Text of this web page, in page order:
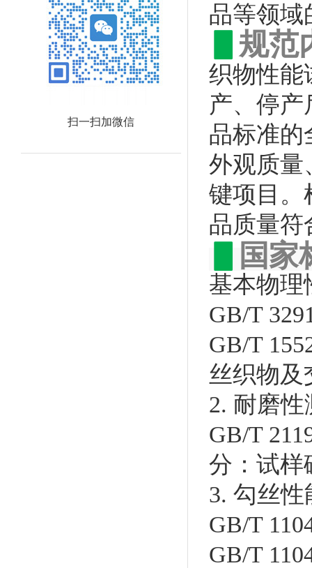
扫一扫加微信
品等领域
规范
织物性能
产、停
品标准的
外观质量
键项目。
品质量符
▋ 国家
基本物理
GB/T
GB/T
丝织物及
2. 耐磨性
GB/T
分：试样
3. 勾丝性
GB/T
GB/T